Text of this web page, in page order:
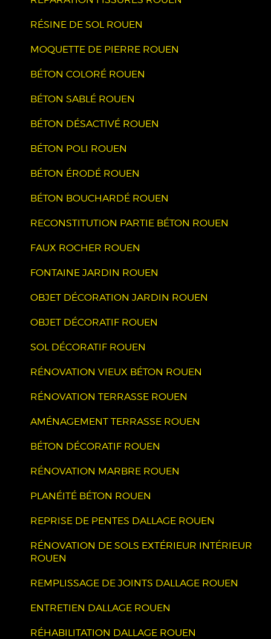
RÉSINE DE SOL ROUEN
MOQUETTE DE PIERRE ROUEN
BÉTON COLORÉ ROUEN
BÉTON SABLÉ ROUEN
BÉTON DÉSACTIVÉ ROUEN
BÉTON POLI ROUEN
BÉTON ÉRODÉ ROUEN
BÉTON BOUCHARDÉ ROUEN
RECONSTITUTION PARTIE BÉTON ROUEN
FAUX ROCHER ROUEN
FONTAINE JARDIN ROUEN
OBJET DÉCORATION JARDIN ROUEN
OBJET DÉCORATIF ROUEN
SOL DÉCORATIF ROUEN
RÉNOVATION VIEUX BÉTON ROUEN
RÉNOVATION TERRASSE ROUEN
AMÉNAGEMENT TERRASSE ROUEN
BÉTON DÉCORATIF ROUEN
RÉNOVATION MARBRE ROUEN
PLANÉITÉ BÉTON ROUEN
REPRISE DE PENTES DALLAGE ROUEN
RÉNOVATION DE SOLS EXTÉRIEUR INTÉRIEUR
ROUEN
REMPLISSAGE DE JOINTS DALLAGE ROUEN
ENTRETIEN DALLAGE ROUEN
RÉHABILITATION DALLAGE ROUEN